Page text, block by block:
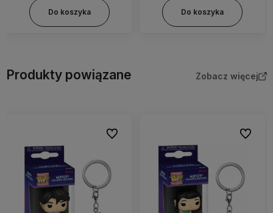
Do koszyka Do koszyka
Produkty powiązane Zobacz więcej
Do ulubionych Do